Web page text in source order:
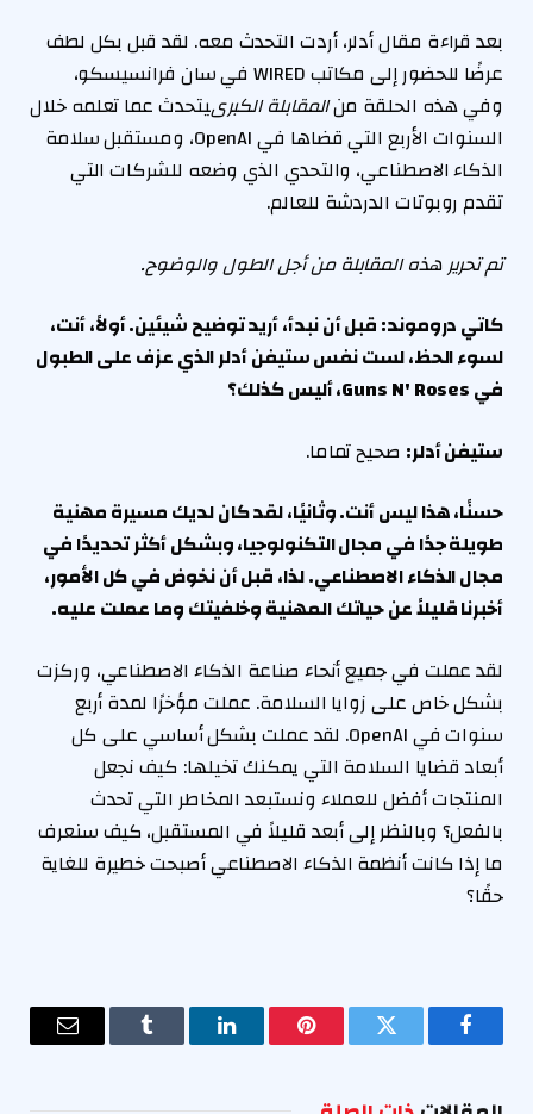
بعد قراءة مقال أدلر، أردت التحدث معه. لقد قبل بكل لطف
عرضًا للحضور إلى مكاتب WIRED في سان فرانسيسكو،
وفي هذه الحلقة منالمقابلة الكبرىيتحدث عما تعلمه خلال
السنوات الأربع التي قضاها في OpenAI، ومستقبل سلامة
الذكاء الاصطناعي، والتحدي الذي وضعه للشركات التي
تقدم روبوتات الدردشة للعالم.
تم تحرير هذه المقابلة من أجل الطول والوضوح.
كاتي دروموند: قبل أن نبدأ، أريد توضيح شيئين. أولاً، أنت،
لسوء الحظ، لست نفس ستيفن أدلر الذي عزف على الطبول
في Guns N' Roses، أليس كذلك؟
ستيفن أدلر: صحيح تماما.
حسنًا، هذا ليس أنت. وثانيًا، لقد كان لديك مسيرة مهنية
طويلة جدًا في مجال التكنولوجيا، وبشكل أكثر تحديدًا في
مجال الذكاء الاصطناعي. لذا، قبل أن نخوض في كل الأمور،
أخبرنا قليلاً عن حياتك المهنية وخلفيتك وما عملت عليه.
لقد عملت في جميع أنحاء صناعة الذكاء الاصطناعي، وركزت
بشكل خاص على زوايا السلامة. عملت مؤخرًا لمدة أربع
سنوات في OpenAI. لقد عملت بشكل أساسي على كل
أبعاد قضايا السلامة التي يمكنك تخيلها: كيف نجعل
المنتجات أفضل للعملاء ونستبعد المخاطر التي تحدث
بالفعل؟ وبالنظر إلى أبعد قليلاً في المستقبل، كيف سنعرف
ما إذا كانت أنظمة الذكاء الاصطناعي أصبحت خطيرة للغاية
حقًا؟
فيسبوك تويتر بينتيريستلينكدإن Tumblr
البريد